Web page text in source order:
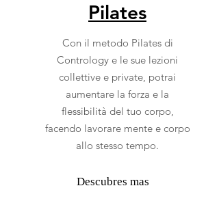
Pilates
Con il metodo Pilates di
Contrology e le sue lezioni
collettive e private, potrai
aumentare la forza e la
flessibilità del tuo corpo,
facendo lavorare mente e corpo
allo stesso tempo.
Descubres mas